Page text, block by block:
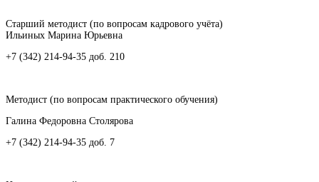
Старший методист (по вопросам кадрового учёта)
Ильиных Марина Юрьевна
+7 (342) 214-94-35 доб. 210
Методист (по вопросам практического обучения)
Галина Федоровна Столярова
+7 (342) 214-94-35 доб. 7